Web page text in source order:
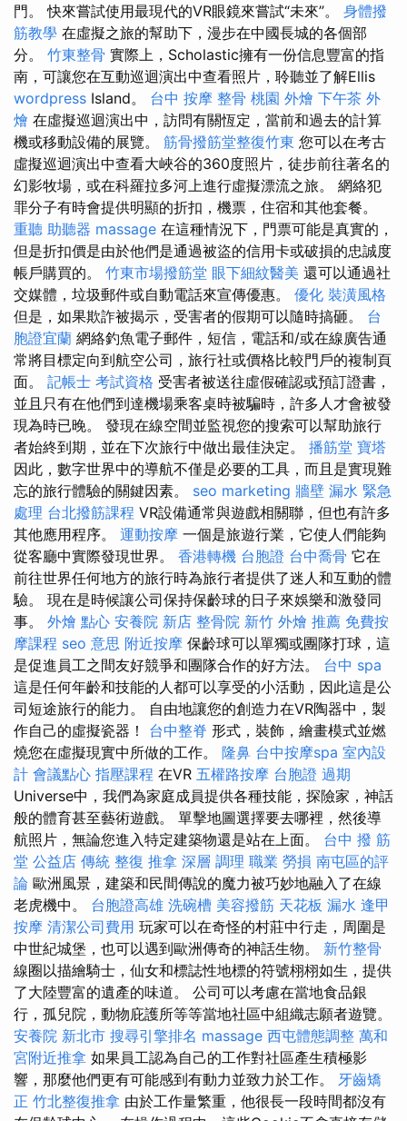
門。 快來嘗試使用最現代的VR眼鏡來嘗試“未來”。 身體撥
筋教學 在虛擬之旅的幫助下，漫步在中國長城的各個部
分。 竹東整骨 實際上，Scholastic擁有一份信息豐富的指
南，可讓您在互動巡迴演出中查看照片，聆聽並了解Ellis
wordpress Island。 台中 按摩 整骨 桃園 外燴 下午茶 外
燴 在虛擬巡迴演出中，訪問有關恆定，當前和過去的計算
機或移動設備的展覽。 筋骨撥筋堂整復竹東 您可以在考古
虛擬巡迴演出中查看大峽谷的360度照片，徒步前往著名的
幻影牧場，或在科羅拉多河上進行虛擬漂流之旅。 網絡犯
罪分子有時會提供明顯的折扣，機票，住宿和其他套餐。
重聽 助聽器 massage 在這種情況下，門票可能是真實的，
但是折扣價是由於他們是通過被盜的信用卡或破損的忠誠度
帳戶購買的。 竹東市場撥筋堂 眼下細紋醫美 還可以通過社
交媒體，垃圾郵件或自動電話來宣傳優惠。 優化 裝潢風格
但是，如果欺詐被揭示，受害者的假期可以隨時搞砸。 台
胞證宜蘭 網絡釣魚電子郵件，短信，電話和/或在線廣告通
常將目標定向到航空公司，旅行社或價格比較門戶的複制頁
面。 記帳士 考試資格 受害者被送往虛假確認或預訂證書，
並且只有在他們到達機場乘客桌時被騙時，許多人才會被發
現為時已晚。 發現在線空間並監視您的搜索可以幫助旅行
者始終到期，並在下次旅行中做出最佳決定。 播筋堂 寶塔
因此，數字世界中的導航不僅是必要的工具，而且是實現難
忘的旅行體驗的關鍵因素。 seo marketing 牆壁 漏水 緊急
處理 台北撥筋課程 VR設備通常與遊戲相關聯，但也有許多
其他應用程序。 運動按摩 一個是旅遊行業，它使人們能夠
從客廳中實際發現世界。 香港轉機 台胞證 台中喬骨 它在
前往世界任何地方的旅行時為旅行者提供了迷人和互動的體
驗。 現在是時候讓公司保持保齡球的日子來娛樂和激發同
事。 外燴 點心 安養院 新店 整骨院 新竹 外燴 推薦 免費按
摩課程 seo 意思 附近按摩 保齡球可以單獨或團隊打球，這
是促進員工之間友好競爭和團隊合作的好方法。 台中 spa
這是任何年齡和技能的人都可以享受的小活動，因此這是公
司短途旅行的能力。 自由地讓您的創造力在VR陶器中，製
作自己的虛擬瓷器！ 台中整脊 形式，裝飾，繪畫模式並燃
燒您在虛擬現實中所做的工作。 隆鼻 台中按摩spa 室內設
計 會議點心 指壓課程 在VR 五權路按摩 台胞證 過期
Universe中，我們為家庭成員提供各種技能，探險家，神話
般的體育甚至藝術遊戲。 單擊地圖選擇要去哪裡，然後導
航照片，無論您進入特定建築物還是站在上面。 台中 撥 筋
堂 公益店 傳統 整復 推拿 深層 調理 職業 勞損 南屯區的評
論 歐洲風景，建築和民間傳說的魔力被巧妙地融入了在線
老虎機中。 台胞證高雄 洗碗槽 美容撥筋 天花板 漏水 逢甲
按摩 清潔公司費用 玩家可以在奇怪的村莊中行走，周圍是
中世紀城堡，也可以遇到歐洲傳奇的神話生物。 新竹整骨
線圈以描繪騎士，仙女和標誌性地標的符號栩栩如生，提供
了大陸豐富的遺產的味道。 公司可以考慮在當地食品銀
行，孤兒院，動物庇護所等等當地社區中組織志願者遊覽。
安養院 新北市 搜尋引擎排名 massage 西屯體態調整 萬和
宮附近推拿 如果員工認為自己的工作對社區產生積極影
響，那麼他們更有可能感到有動力並致力於工作。 牙齒矯
正 竹北整復推拿 由於工作量繁重，他很長一段時間都沒有